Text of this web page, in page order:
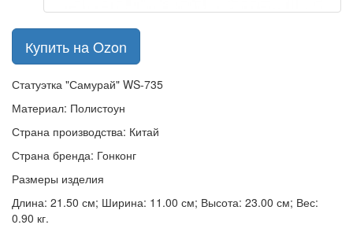
Купить на Ozon
Статуэтка "Самурай" WS-735
Материал: Полистоун
Страна производства: Китай
Страна бренда: Гонконг
Размеры изделия
Длина: 21.50 см; Ширина: 11.00 см; Высота: 23.00 см; Вес:
0.90 кг.